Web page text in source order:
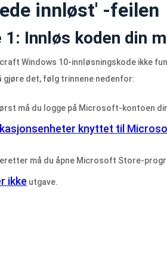
innløst' -feilen
1: Innløs koden din
Windows 10-innløsningskode ikke
gjøre det, følg trinnene nedenfor:
må du logge på Microsoft-kontoen
knyttet til
må du åpne Microsoft Store-
ikke utgave.